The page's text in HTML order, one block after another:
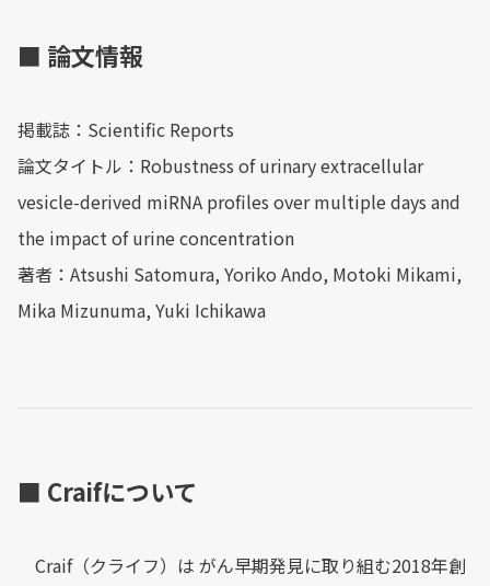
■ 論文情報
掲載誌：Scientific Reports
論文タイトル：Robustness of urinary extracellular
vesicle-derived miRNA profiles over multiple days and
the impact of urine concentration
著者：Atsushi Satomura, Yoriko Ando, Motoki Mikami,
Mika Mizunuma, Yuki Ichikawa
■ Craifについて
Craif（クライフ）は がん早期発見に取り組む2018年創